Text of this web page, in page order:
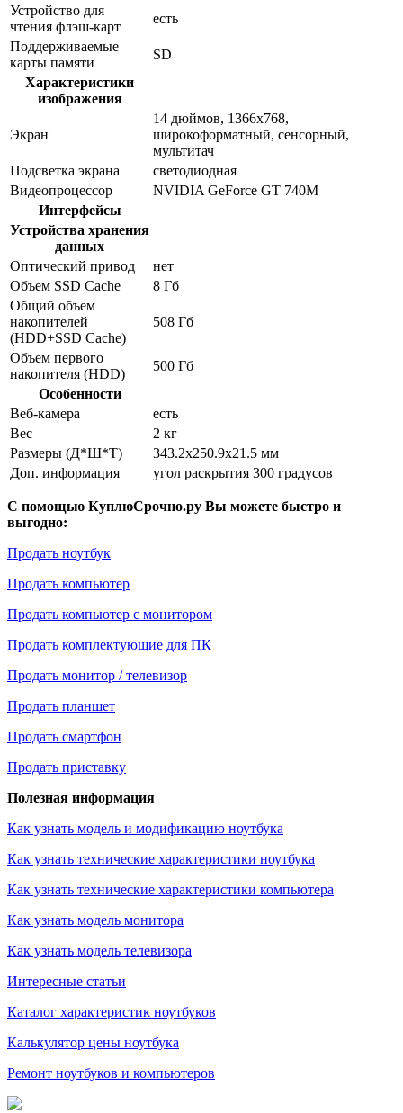
Устройство для
чтения флэш-карт
есть
Поддерживаемые
карты памяти
SD
Характеристики
изображения
Экран
14 дюймов, 1366x768,
широкоформатный, сенсорный,
мультитач
Подсветка экрана
светодиодная
Видеопроцессор
NVIDIA GeForce GT 740M
Интерфейсы
Устройства хранения
данных
Оптический привод
нет
Объем SSD Cache
8 Гб
Общий объем
накопителей
(HDD+SSD Cache)
508 Гб
Объем первого
накопителя (HDD)
500 Гб
Особенности
Веб-камера
есть
Вес
2 кг
Размеры (Д*Ш*Т)
343.2x250.9x21.5 мм
Доп. информация
угол раскрытия 300 градусов
С помощью КуплюСрочно.ру Вы можете быстро и
выгодно:
Продать ноутбук
Продать компьютер
Продать компьютер с монитором
Продать комплектующие для ПК
Продать монитор / телевизор
Продать планшет
Продать смартфон
Продать приставку
Полезная информация
Как узнать модель и модификацию ноутбука
Как узнать технические характеристики ноутбука
Как узнать технические характеристики компьютера
Как узнать модель монитора
Как узнать модель телевизора
Интересные статьи
Каталог характеристик ноутбуков
Калькулятор цены ноутбука
Ремонт ноутбуков и компьютеров